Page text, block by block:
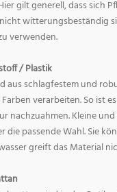
gilt generell, dass sich
witterungsbeständig
verwenden.
/ Plastik
aus schlagfestem und
verarbeiten. So ist
nachzuahmen. Kleine
die passende Wahl. Sie
greift das Material